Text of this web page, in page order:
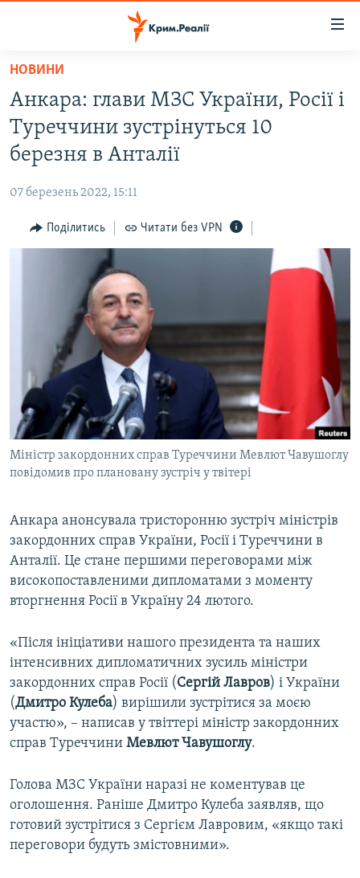
Перейти
основного
матеріалу
Перейти
до
основної
навігації
Перейти
ВОДА.КРИМ
ВІДЕО ТА ФОТО
БЛОГИ
ПОГЛЯД
ВСЕ ЗА ДЕНЬ
СПЕЦПРОЕКТИ
ДЕПОРТАЦІЯ
ВІДЕОУРОКИ «ELIFBE»
СВІДЧЕННЯ ОКУПАЦІЇ
УКРАЇНСЬКА ПРОБЛЕМА КРИМУ
ІНФОГРАФІКА
ЯК ОБІЙТИ БЛОКУВАННЯ
Русский
Qırımtatar
ДОЛУЧАЙСЯ!
Усі сайти RFE/RL
НОВИНИ
Анкара: глави МЗС України, Росії і
Туреччини зустрінуться 10
березня в Анталії
07 березень 2022, 15:11
Поділитись Читати без VPN
Міністр закордонних справ Туреччини Мевлют Чавушоглу
повідомив про плановану зустріч у твітері
Анкара анонсувала тристоронню зустріч міністрів
закордонних справ України, Росії і Туреччини в
Анталії. Це стане першими переговорами між
високопоставленими дипломатами з моменту
вторгнення Росії в Україну 24 лютого.
«Після ініціативи нашого президента та наших
інтенсивних дипломатичних зусиль міністри
закордонних справ Росії (Сергій Лавров) і України
(Дмитро Кулеба) вирішили зустрітися за моєю
участю», – написав у твіттері міністр закордонних
справ Туреччини Мевлют Чавушоглу.
Голова МЗС України наразі не коментував це
оголошення. Раніше Дмитро Кулеба заявляв, що
готовий зустрітися з Сергієм Лавровим, «якщо такі
переговори будуть змістовними».